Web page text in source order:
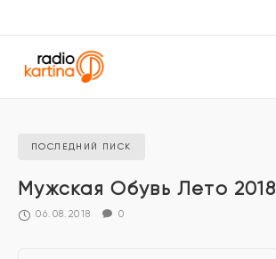
ПОСЛЕДНИЙ ПИСК
Мужская Обувь Лето 2018
06.08.2018 0